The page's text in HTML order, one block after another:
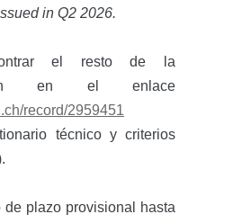
in Q2 2026.
el resto de la
en el enlace
record/2959451
técnico y criterios
de plazo provisional hasta